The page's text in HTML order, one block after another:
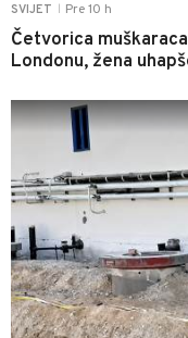
SVIJET Pre 10 h
Četvorica
Londonu, žena